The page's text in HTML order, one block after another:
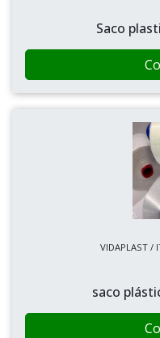
Saco
VIDAPLAST /
saco